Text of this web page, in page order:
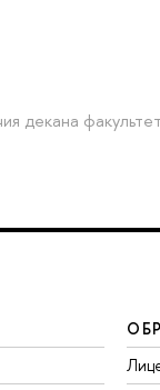
декана